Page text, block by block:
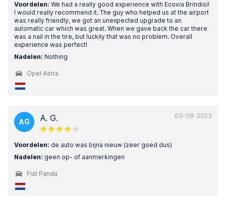
Voordelen: We had a really good experience with Ecovia Brindisi!
I would really recommend it. The guy who helped us at the airport
was really friendly, we got an unexpected upgrade to an
automatic car which was great. When we gave back the car there
was a nail in the tire, but luckily that was no problem. Overall
experience was perfect!
Nadelen: Nothing
Opel Astra
03-08-2023
AG A. G.
Voordelen: de auto was bijna nieuw (zeer goed dus)
Nadelen: geen op- of aanmerkingen
Fiat Panda